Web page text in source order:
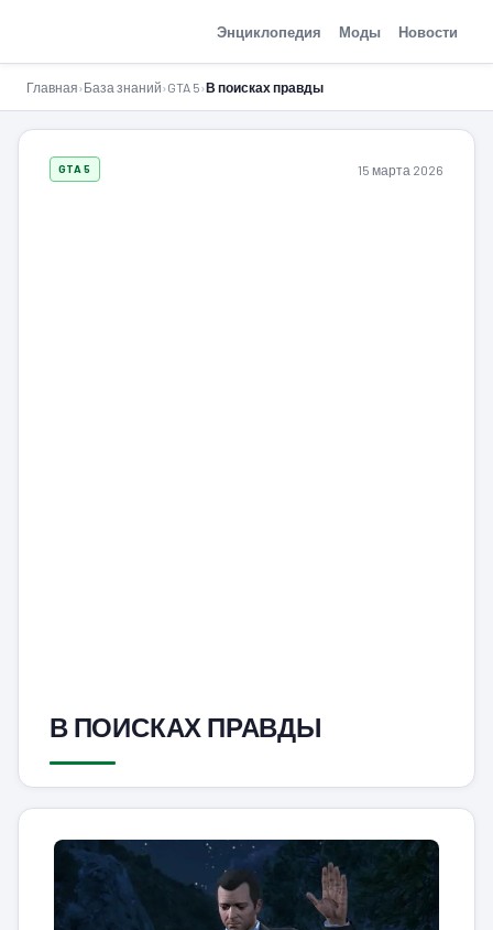
Энциклопедия Моды Новости
Главная›База знаний›GTA 5›В поисках правды
GTA 5 15 марта 2026
В ПОИСКАХ ПРАВДЫ